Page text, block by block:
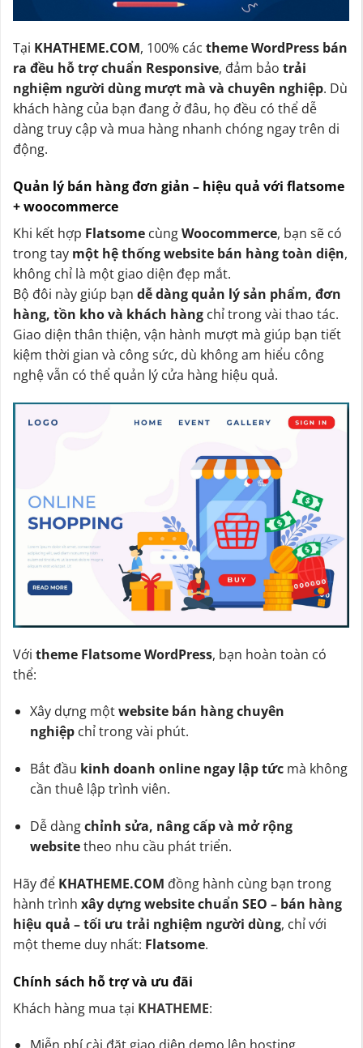
Tại KHATHEME.COM, 100% các theme WordPress bán
ra đều hỗ trợ chuẩn Responsive, đảm bảo trải
nghiệm người dùng mượt mà và chuyên nghiệp. Dù
khách hàng của bạn đang ở đâu, họ đều có thể dễ
dàng truy cập và mua hàng nhanh chóng ngay trên di
động.
Quản lý bán hàng đơn giản – hiệu quả với flatsome
+ woocommerce
Khi kết hợp Flatsome cùngWoocommerce, bạn sẽ có
trong tay một hệ thống website bán hàng toàn diện,
không chỉ là một giao diện đẹp mắt.
Bộ đôi này giúp bạn dễ dàng quản lý sản phẩm, đơn
hàng, tồn kho và khách hàng chỉ trong vài thao tác.
Giao diện thân thiện, vận hành mượt mà giúp bạn tiết
kiệm thời gian và công sức, dù không am hiểu công
nghệ vẫn có thể quản lý cửa hàng hiệu quả.
Với theme Flatsome WordPress, bạn hoàn toàn có
thể:
Xây dựng mộtwebsite bán hàng chuyên
nghiệpchỉ trong vài phút.
Bắt đầu kinh doanh online ngay lập tứcmà không
cần thuê lập trình viên.
Dễ dàngchỉnh sửa, nâng cấp và mở rộng
websitetheo nhu cầu phát triển.
Hãy để KHATHEME.COM đồng hành cùng bạn trong
hành trình xây dựng website chuẩn SEO – bán hàng
hiệu quả – tối ưu trải nghiệm người dùng, chỉ với
một theme duy nhất: Flatsome.
Chính sách hỗ trợ và ưu đãi
Khách hàng mua tại KHATHEME: